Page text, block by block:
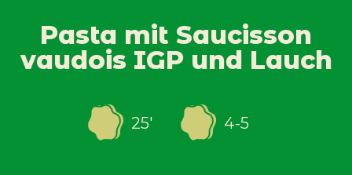
Pasta mit Saucisson
vaudois IGP und Lauch
25' 4-5